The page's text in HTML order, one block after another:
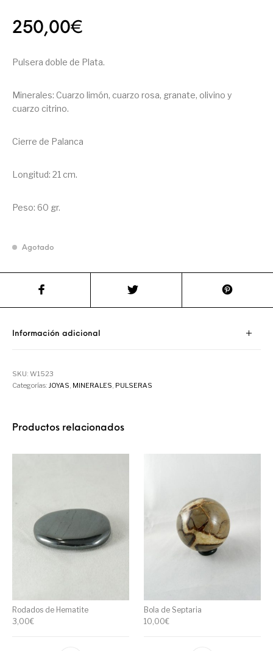
250,00€
Pulsera doble de Plata.
Minerales: Cuarzo limón, cuarzo rosa, granate, olivino y
cuarzo citrino.
Cierre de Palanca
Longitud: 21 cm.
Peso: 60 gr.
Agotado
Información adicional
SKU:W1523
Categorías:JOYAS, MINERALES, PULSERAS
Productos relacionados
Rodados de Hematite
3,00€
Bola de Septaria
10,00€